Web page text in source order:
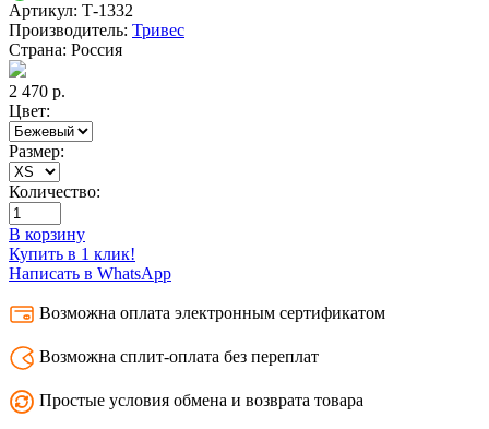
Артикул: Т-1332
Производитель: Тривес
Страна: Россия
2 470 р.
Цвет:
Размер:
Количество:
В корзину
Купить в 1 клик!
Написать в WhatsApp
Возможна оплата электронным сертификатом
Возможна сплит-оплата без переплат
Простые условия обмена и возврата товара